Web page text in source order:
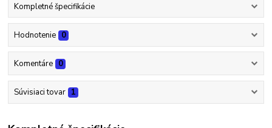
Kompletné špecifikácie
Hodnotenie 0
Komentáre 0
Súvisiaci tovar 1